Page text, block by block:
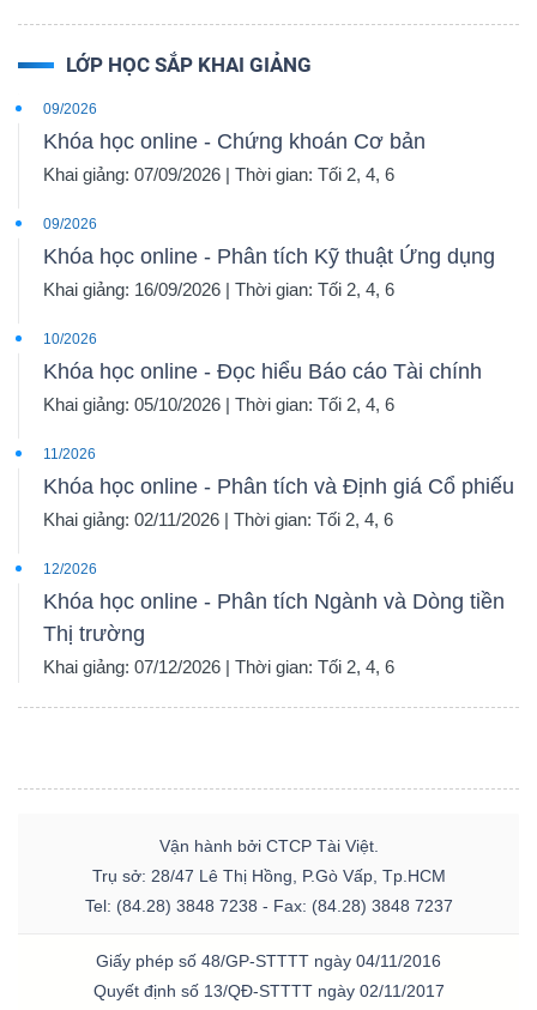
LỚP HỌC SẮP KHAI GIẢNG
09/2026
Khóa học online - Chứng khoán Cơ bản
Khai giảng: 07/09/2026 | Thời gian: Tối 2, 4, 6
09/2026
Khóa học online - Phân tích Kỹ thuật Ứng dụng
Khai giảng: 16/09/2026 | Thời gian: Tối 2, 4, 6
10/2026
Khóa học online - Đọc hiểu Báo cáo Tài chính
Khai giảng: 05/10/2026 | Thời gian: Tối 2, 4, 6
11/2026
Khóa học online - Phân tích và Định giá Cổ phiếu
Khai giảng: 02/11/2026 | Thời gian: Tối 2, 4, 6
12/2026
Khóa học online - Phân tích Ngành và Dòng tiền
Thị trường
Khai giảng: 07/12/2026 | Thời gian: Tối 2, 4, 6
Vận hành bởi CTCP Tài Việt.
Trụ sở: 28/47 Lê Thị Hồng, P.Gò Vấp, Tp.HCM
Tel: (84.28) 3848 7238 - Fax: (84.28) 3848 7237
Giấy phép số 48/GP-STTTT ngày 04/11/2016
Quyết định số 13/QĐ-STTTT ngày 02/11/2017